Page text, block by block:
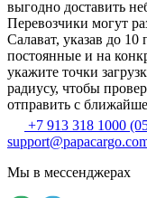
выгодно доставить
Перевозчики могут
Салават, указав до
постоянные и на
укажите точки
радиусу, чтобы
отправить с
+7 913 318 1000
Мы в мессенджерах